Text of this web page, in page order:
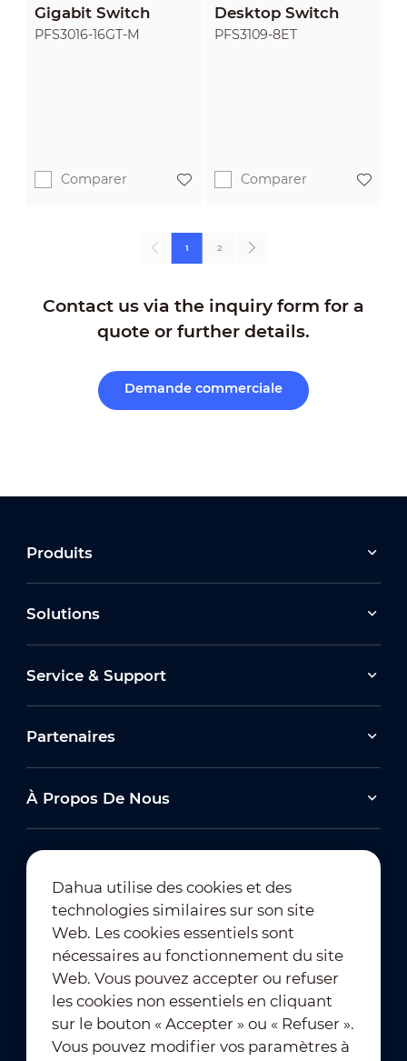
Gigabit Switch
PFS3016-16GT-M
Comparer
Desktop Switch
PFS3109-8ET
Comparer
1 2
Contact us via the inquiry form for a
quote or further details.
Demande commerciale
Produits
Solutions
Service & Support
Partenaires
À Propos De Nous
Abonnement à la newsletter
Dahua utilise des cookies et des
technologies similaires sur son site
Web. Les cookies essentiels sont
nécessaires au fonctionnement du site
Web. Vous pouvez accepter ou refuser
les cookies non essentiels en cliquant
sur le bouton « Accepter » ou « Refuser ».
Vous pouvez modifier vos paramètres à